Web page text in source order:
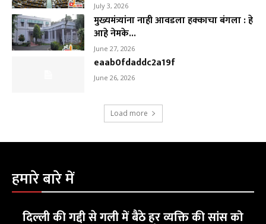
July 3, 2026
मुख्यमंत्र्यांना नाही आवडला हक्काचा बंगला : हे
आहे नेमके...
June 27, 2026
eaab0fdaddc2a19f
June 26, 2026
Load more
हमारे बारे में
दिल्ली की गद्दी से गली में बैठे हर व्यक्ति की सांस को